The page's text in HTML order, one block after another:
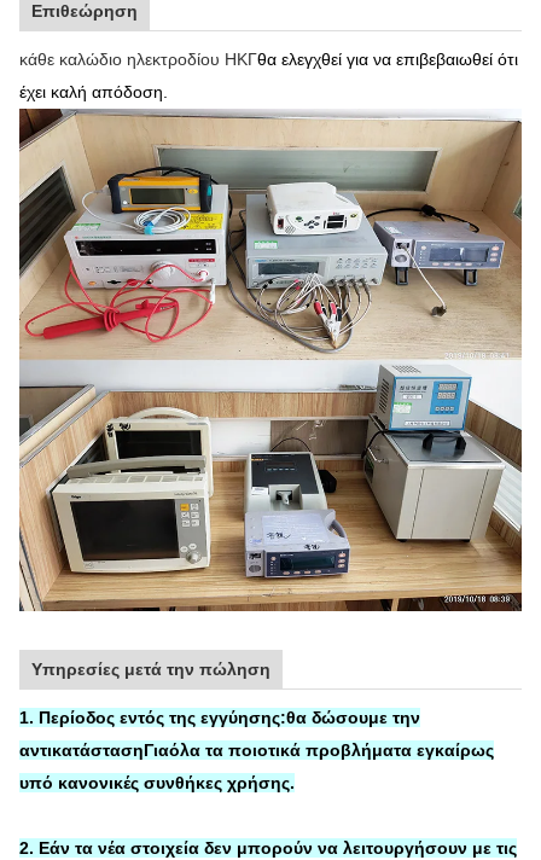
Επιθεώρηση
κάθε καλώδιο ηλεκτροδίου ΗΚΓθα ελεγχθεί για να επιβεβαιωθεί ότι
έχει καλή απόδοση.
Υπηρεσίες μετά την πώληση
1. Περίοδος εντός της εγγύησης:θα δώσουμε την
αντικατάστασηΓιαόλα τα ποιοτικά προβλήματα εγκαίρως
υπό κανονικές συνθήκες χρήσης.
2. Εάν τα νέα στοιχεία δεν μπορούν να λειτουργήσουν με τις